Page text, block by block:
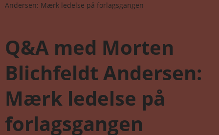
Andersen: Mærk ledelse på forlagsgangen
Q&A med Morten
Blichfeldt Andersen:
Mærk ledelse på
forlagsgangen